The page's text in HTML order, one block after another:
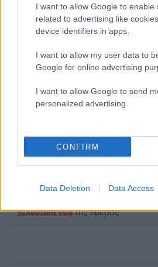
I want to allow Google to enable
related to advertising like
device identifiers in apps.
I want to allow my user data to
Google for online advertising
I want to allow Google to send
personalized advertising.
CONFIRM
Data Deletion Data Access
Υποβολή
Όροι Χρήσης. Το site προστατεύεται από
Πολιτική Απορρήτου&Όροι Χρήσης
ΛΑΜΠΡΟΣ
Ακολουθήστε το Νewsit.gr στο
τελευταία νέατης ημέρας